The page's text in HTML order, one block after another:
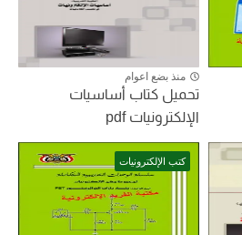
منذ بضع اعوام
تحميل كتاب أساسيات
الإلكترونيات pdf
كتب الإلكترونيات